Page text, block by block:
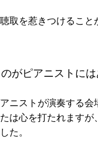
取を惹きつけるこ
がピアニストには
ニストが演奏する
は心を打たれます
た。